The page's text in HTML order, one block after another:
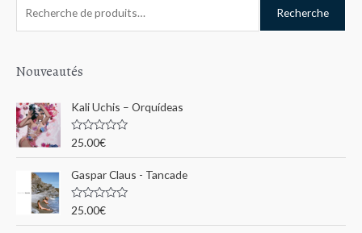
h
r
c
h
Recherche
Nouveautés
Kali Uchis – Orquídeas
N
t
e
0
s
r
5
25.00€
Gaspar Claus - Tancade
N
25.00€